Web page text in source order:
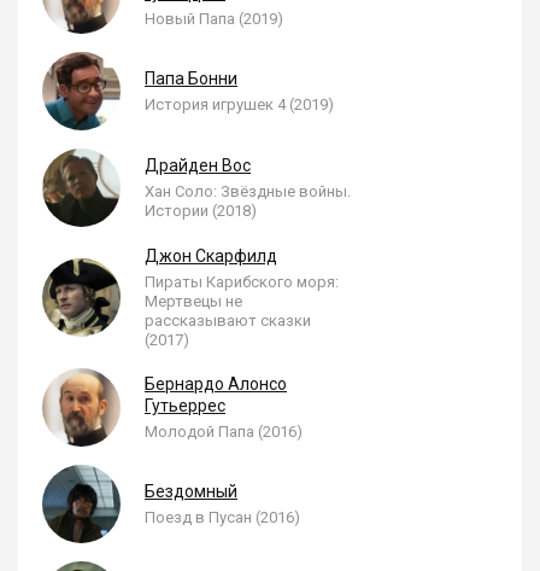
Новый Папа (2019)
Папа Бонни
История игрушек 4 (2019)
Драйден Вос
Хан Соло: Звёздные войны.
Истории (2018)
Джон Скарфилд
Пираты Карибского моря:
Мертвецы не
рассказывают сказки
(2017)
Бернардо Алонсо
Гутьеррес
Молодой Папа (2016)
Бездомный
Поезд в Пусан (2016)